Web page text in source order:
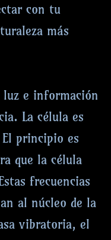
con tu
más
e información
La célula es
principio es
que la célula
frecuencias
al núcleo de la
vibratoria, el